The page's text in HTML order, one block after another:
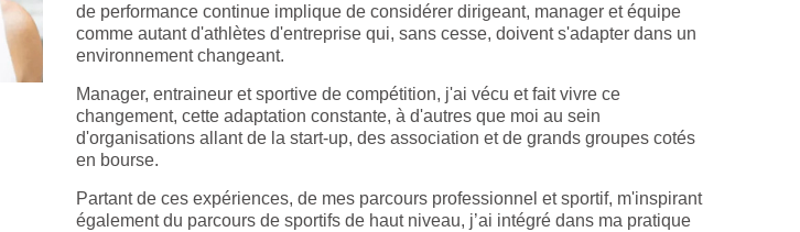
de performance continue implique de considérer dirigeant, manager et équipe
comme autant d'athlètes d'entreprise qui, sans cesse, doivent s'adapter dans un
environnement changeant.
Manager, entraineur et sportive de compétition, j'ai vécu et fait vivre ce
changement, cette adaptation constante, à d'autres que moi au sein
d'organisations allant de la start-up, des association et de grands groupes cotés
en bourse.
Partant de ces expériences, de mes parcours professionnel et sportif, m'inspirant
également du parcours de sportifs de haut niveau, j’ai intégré dans ma pratique